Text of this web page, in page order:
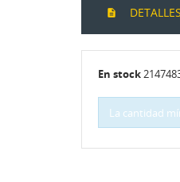
En stock
La cantidad